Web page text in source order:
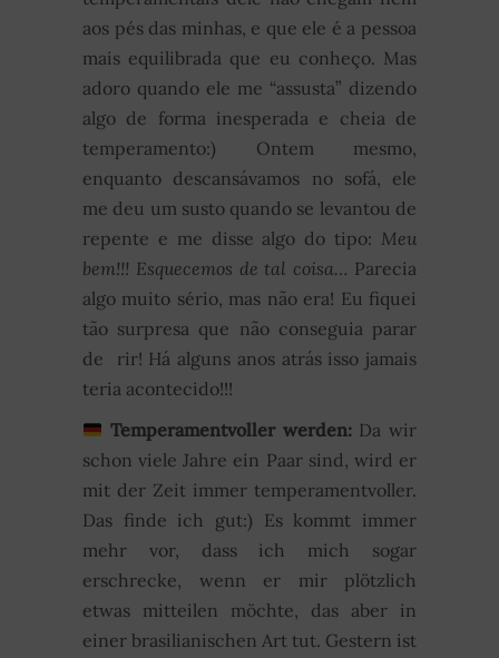
aos pés das minhas, e que ele é a pessoa
mais equilibrada que eu conheço. Mas
adoro quando ele me “assusta” dizendo
algo de forma inesperada e cheia de
temperamento:) Ontem mesmo,
enquanto descansávamos no sofá, ele
me deu um susto quando se levantou de
repente e me disse algo do tipo: Meu
bem!!! Esquecemos de tal coisa… Parecia
algo muito sério, mas não era! Eu fiquei
tão surpresa que não conseguia parar
de rir! Há alguns anos atrás isso jamais
teria acontecido!!!
Temperamentvoller werden:Da wir
schon viele Jahre ein Paar sind, wird er
mit der Zeit immer temperamentvoller.
Das finde ich gut:) Es kommt immer
mehr vor, dass ich mich sogar
erschrecke, wenn er mir plötzlich
etwas mitteilen möchte, das aber in
einer brasilianischen Art tut. Gestern ist